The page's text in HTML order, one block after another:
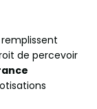
de percevoir